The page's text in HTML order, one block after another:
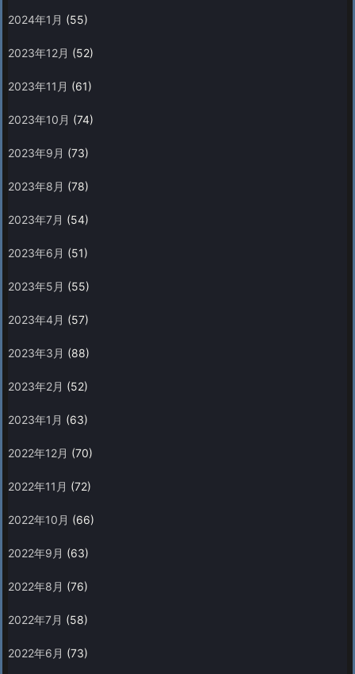
2024年1月 (55)
2023年12月 (52)
2023年11月 (61)
2023年10月 (74)
2023年9月 (73)
2023年8月 (78)
2023年7月 (54)
2023年6月 (51)
2023年5月 (55)
2023年4月 (57)
2023年3月 (88)
2023年2月 (52)
2023年1月 (63)
2022年12月 (70)
2022年11月 (72)
2022年10月 (66)
2022年9月 (63)
2022年8月 (76)
2022年7月 (58)
2022年6月 (73)